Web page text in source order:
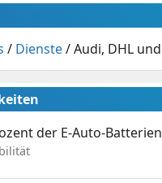
/ Dienste/Audi, DHL
der E-Auto-